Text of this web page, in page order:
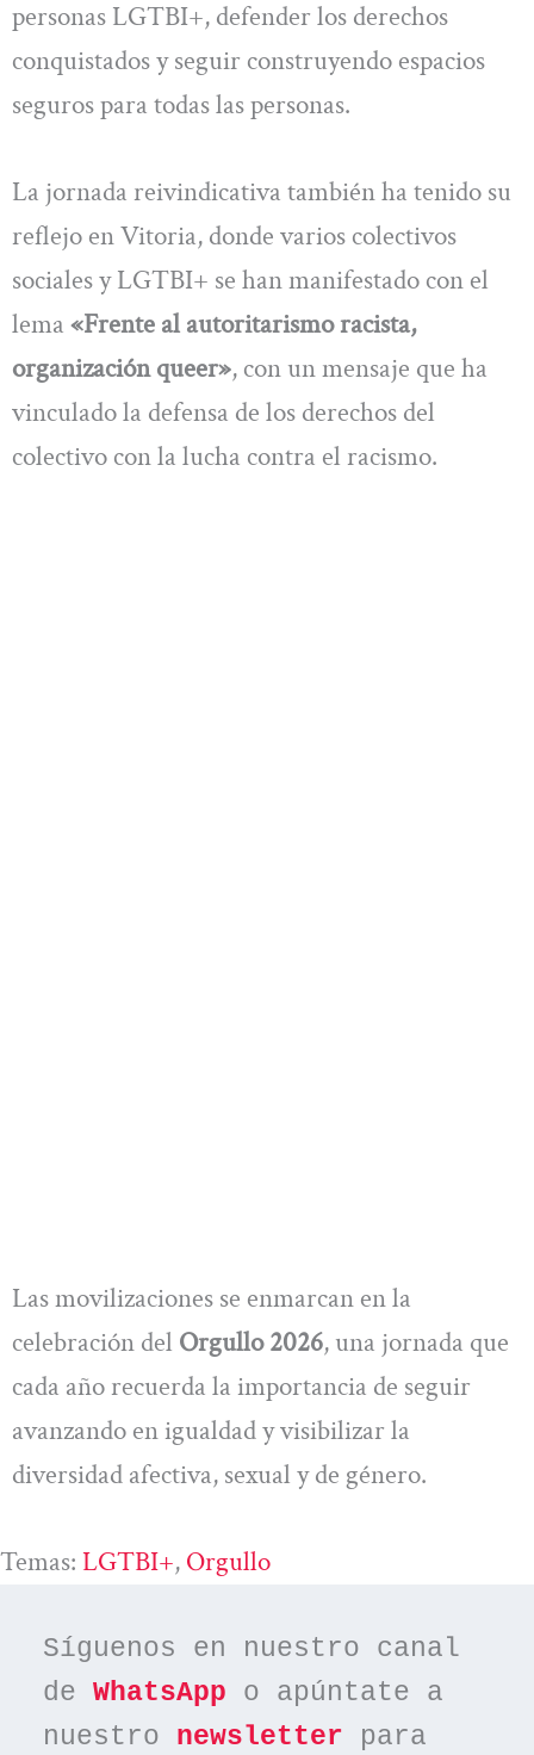
personas LGTBI+, defender los derechos
conquistados y seguir construyendo espacios
seguros para todas las personas.
La jornada reivindicativa también ha tenido su
reflejo en Vitoria, donde varios colectivos
sociales y LGTBI+ se han manifestado con el
lema «Frente al autoritarismo racista,
organización queer», con un mensaje que ha
vinculado la defensa de los derechos del
colectivo con la lucha contra el racismo.
Las movilizaciones se enmarcan en la
celebración del Orgullo 2026, una jornada que
cada año recuerda la importancia de seguir
avanzando en igualdad y visibilizar la
diversidad afectiva, sexual y de género.
Temas: LGTBI+, Orgullo
Síguenos en nuestro canal
de WhatsApp o apúntate a
nuestro newsletter para